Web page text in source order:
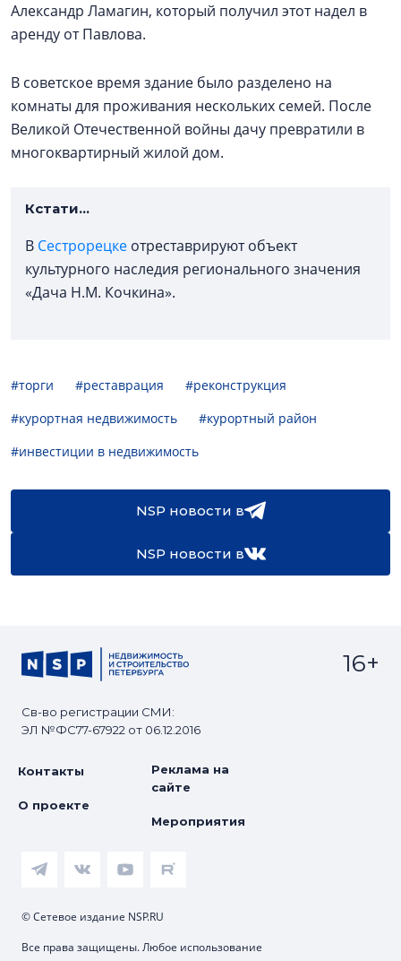
Александр Ламагин, который получил этот надел в
аренду от Павлова.
В советское время здание было разделено на
комнаты для проживания нескольких семей. После
Великой Отечественной войны дачу превратили в
многоквартирный жилой дом.
Кстати...
В Сестрорецке отреставрируют объект
культурного наследия регионального значения
«Дача Н.М. Кочкина».
#торги #реставрация
#реконструкция
#курортная недвижимость
#курортный район
#инвестиции в недвижимость
NSP новости в
NSP новости в
Св-во регистрации СМИ:
ЭЛ №ФС77-67922 от 06.12.2016
16+
Контакты
О проекте
Реклама на
сайте
Мероприятия
© Сетевое издание NSP.RU
Все права защищены. Любое использование